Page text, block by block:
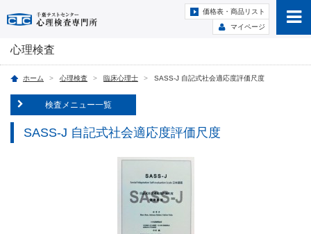
価格表・商品リスト
マイページ
心理検査
ホーム 心理検査 臨床心理士 SASS-J 自記式社会適応度評価尺度
検査メニュー一覧
SASS-J 自記式社会適応度評価尺度